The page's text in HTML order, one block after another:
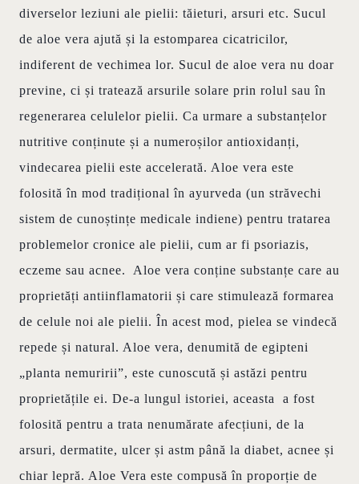
diverselor leziuni ale pielii: tăieturi, arsuri etc. Sucul
de aloe vera ajută și la estomparea cicatricilor,
indiferent de vechimea lor. Sucul de aloe vera nu doar
previne, ci și tratează arsurile solare prin rolul sau în
regenerarea celulelor pielii. Ca urmare a substanțelor
nutritive conținute și a numeroșilor antioxidanți,
vindecarea pielii este accelerată. Aloe vera este
folosită în mod tradițional în ayurveda (un străvechi
sistem de cunoștințe medicale indiene) pentru tratarea
problemelor cronice ale pielii, cum ar fi psoriazis,
eczeme sau acnee. Aloe vera conține substanțe care au
proprietăți antiinflamatorii și care stimulează formarea
de celule noi ale pielii. În acest mod, pielea se vindecă
repede și natural. Aloe vera, denumită de egipteni
„planta nemuririi”, este cunoscută și astăzi pentru
proprietățile ei. De-a lungul istoriei, aceasta a fost
folosită pentru a trata nenumărate afecțiuni, de la
arsuri, dermatite, ulcer și astm până la diabet, acnee și
chiar lepră. Aloe Vera este compusă în proporție de